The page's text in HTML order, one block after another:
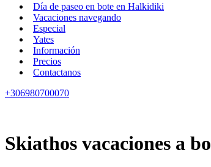
Día de paseo en bote en Halkidiki
Vacaciones navegando
Especial
Yates
Información
Precios
Contactanos
+306980700070
Skiathos vacaciones a